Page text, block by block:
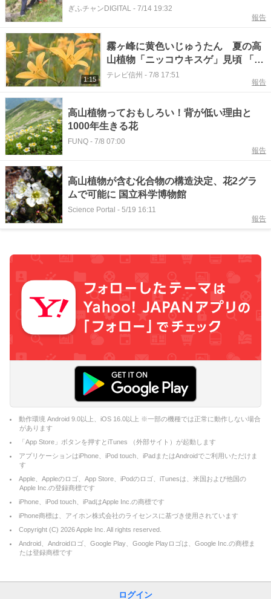
ぎふチャンDIGITAL - 7/14 19:32
報告
1:15
霧ヶ峰に黄色いじゅうたん 夏の高
山植物「ニッコウキスゲ」見頃 「見
られて幸せ」 見頃は7月20日ごろ
テレビ信州 - 7/8 17:51
報告
高山植物っておもしろい！背が低い理由と
1000年生きる花
FUNQ - 7/8 07:00
報告
高山植物が含む化合物の構造決定、花2グラ
ムで可能に 国立科学博物館
Science Portal - 5/19 16:11
報告
動作環境 Android 9.0以上、iOS 16.0以上 ※一部の機種では正常に動作しない場合
があります
「App Store」ボタンを押すとiTunes （外部サイト）が起動します
アプリケーションはiPhone、iPod touch、iPadまたはAndroidでご利用いただけま
す
Apple、Appleのロゴ、App Store、iPodのロゴ、iTunesは、米国および他国の
Apple Inc.の登録商標です
iPhone、iPod touch、iPadはApple Inc.の商標です
iPhone商標は、アイホン株式会社のライセンスに基づき使用されています
Copyright (C) 2026Apple Inc. All rights reserved.
Android、Androidロゴ、Google Play、Google Playロゴは、Google Inc.の商標ま
たは登録商標です
ログイン